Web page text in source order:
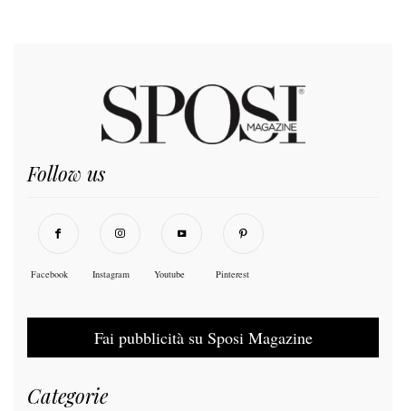
Follow us
Facebook Instagram Youtube Pinterest
Fai pubblicità su Sposi Magazine
Categorie